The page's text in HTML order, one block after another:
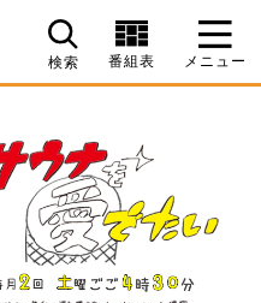
検索 番組表 メニュー